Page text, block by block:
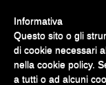
Informativa
Questo sito o gli
di cookie necessari
nella cookie policy.
a tutti o ad alcuni